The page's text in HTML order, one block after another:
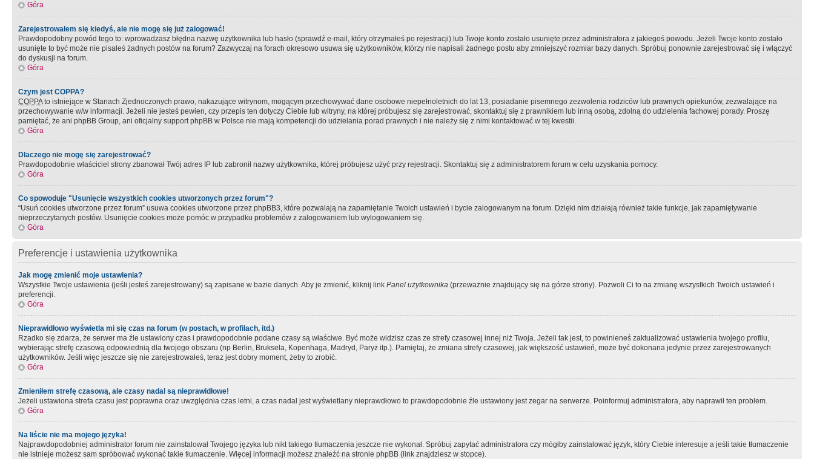
Góra
Zarejestrowałem się kiedyś, ale nie mogę się już zalogować!
Prawdopodobny powód tego to: wprowadzasz błędna nazwę użytkownika lub hasło (sprawdź e-mail, który otrzymałeś po rejestracji) lub Twoje konto zostało usunięte przez administratora z jakiegoś powodu. Jeżeli Twoje konto zostało
usunięte to być może nie pisałeś żadnych postów na forum? Zazwyczaj na forach okresowo usuwa się użytkowników, którzy nie napisali żadnego postu aby zmniejszyć rozmiar bazy danych. Spróbuj ponownie zarejestrować się i włączyć
do dyskusji na forum.
Góra
Czym jest COPPA?
COPPAto istniejące w Stanach Zjednoczonych prawo, nakazujące witrynom, mogącym przechowywać dane osobowe niepełnoletnich do lat 13, posiadanie pisemnego zezwolenia rodziców lub prawnych opiekunów, zezwalające na
przechowywanie w/w informacji. Jeżeli nie jesteś pewien, czy przepis ten dotyczy Ciebie lub witryny, na której próbujesz się zarejestrować, skontaktuj się z prawnikiem lub inną osobą, zdolną do udzielenia fachowej porady. Proszę
pamiętać, że ani phpBB Group, ani oficjalny support phpBB w Polsce nie mają kompetencji do udzielania porad prawnych i nie należy się z nimi kontaktować w tej kwestii.
Góra
Dlaczego nie mogę się zarejestrować?
Prawdopodobnie właściciel strony zbanował Twój adres IP lub zabronił nazwy użytkownika, której próbujesz użyć przy rejestracji. Skontaktuj się z administratorem forum w celu uzyskania pomocy.
Góra
Co spowoduje "Usunięcie wszystkich cookies utworzonych przez forum"?
“Usuń cookies utworzone przez forum” usuwa cookies utworzone przez phpBB3, które pozwalają na zapamiętanie Twoich ustawień i bycie zalogowanym na forum. Dzięki nim działają również takie funkcje, jak zapamiętywanie
nieprzeczytanych postów. Usunięcie cookies może pomóc w przypadku problemów z zalogowaniem lub wylogowaniem się.
Góra
Preferencje i ustawienia użytkownika
Jak mogę zmienić moje ustawienia?
Wszystkie Twoje ustawienia (jeśli jesteś zarejestrowany) są zapisane w bazie danych. Aby je zmienić, kliknij link Panel użytkownika (przeważnie znajdujący się na górze strony). Pozwoli Ci to na zmianę wszystkich Twoich ustawień i
preferencji.
Góra
Nieprawidłowo wyświetla mi się czas na forum (w postach, w profilach, itd.)
Rzadko się zdarza, że serwer ma źle ustawiony czas i prawdopodobnie podane czasy są właściwe. Być może widzisz czas ze strefy czasowej innej niż Twoja. Jeżeli tak jest, to powinieneś zaktualizować ustawienia twojego profilu,
wybierając strefę czasową odpowiednią dla twojego obszaru (np Berlin, Bruksela, Kopenhaga, Madryd, Paryż itp.). Pamiętaj, że zmiana strefy czasowej, jak większość ustawień, może być dokonana jedynie przez zarejestrowanych
użytkowników. Jeśli więc jeszcze się nie zarejestrowałeś, teraz jest dobry moment, żeby to zrobić.
Góra
Zmieniłem strefę czasową, ale czasy nadal są nieprawidłowe!
Jeżeli ustawiona strefa czasu jest poprawna oraz uwzględnia czas letni, a czas nadal jest wyświetlany nieprawdłowo to prawdopodobnie źle ustawiony jest zegar na serwerze. Poinformuj administratora, aby naprawił ten problem.
Góra
Na liście nie ma mojego języka!
Najprawdopodobniej administrator forum nie zainstalował Twojego języka lub nikt takiego tłumaczenia jeszcze nie wykonał. Spróbuj zapytać administratora czy mógłby zainstalować język, który Ciebie interesuje a jeśli takie tłumaczenie
nie istnieje możesz sam spróbować wykonać takie tłumaczenie. Więcej informacji możesz znaleźć na stronie phpBB (link znajdziesz w stopce).